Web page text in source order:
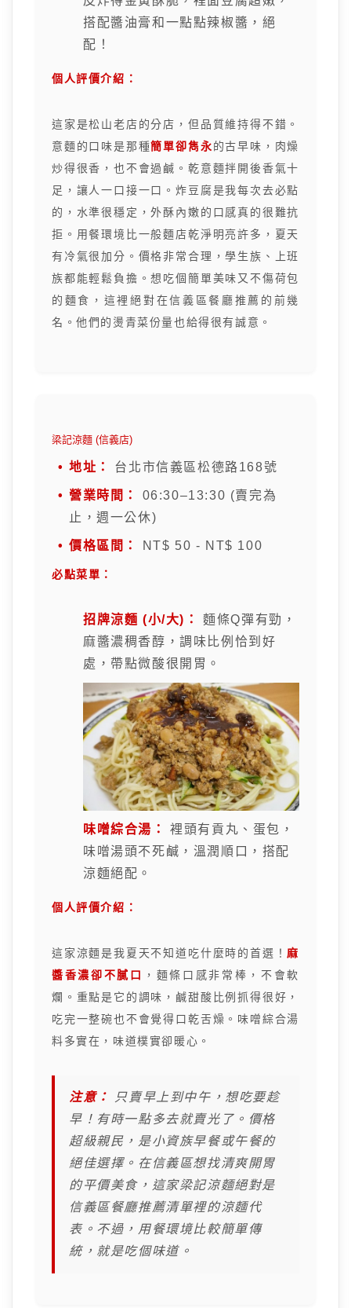
搭配醬油膏和一點點辣椒醬，絕
配！
個人評價介紹：
這家是松山老店的分店，但品質維持得不錯。
意麵的口味是那種簡單卻雋永的古早味，肉燥
炒得很香，也不會過鹹。乾意麵拌開後香氣十
足，讓人一口接一口。炸豆腐是我每次去必點
的，水準很穩定，外酥內嫩的口感真的很難抗
拒。用餐環境比一般麵店乾淨明亮許多，夏天
有冷氣很加分。價格非常合理，學生族、上班
族都能輕鬆負擔。想吃個簡單美味又不傷荷包
的麵食，這裡絕對在信義區餐廳推薦的前幾
名。他們的燙青菜份量也給得很有誠意。
梁記涼麵 (信義店)
地址： 台北市信義區松德路168號
營業時間：
06:30–13:30 (賣完為
止，週一公休)
價格區間： NT$ 50 - NT$ 100
必點菜單：
招牌涼麵 (小/大)：
麵條Q彈有勁，
麻醬濃稠香醇，調味比例恰到好
處，帶點微酸很開胃。
味噌綜合湯：
裡頭有貢丸、蛋包，
味噌湯頭不死鹹，溫潤順口，搭配
涼麵絕配。
個人評價介紹：
這家涼麵是我夏天不知道吃什麼時的首選！麻
醬香濃卻不膩口 ，麵條口感非常棒，不會軟
爛。重點是它的調味，鹹甜酸比例抓得很好，
吃完一整碗也不會覺得口乾舌燥。味噌綜合湯
料多實在，味道樸實卻暖心。
注意：
只賣早上到中午，想吃要趁
早！有時一點多去就賣光了。價格
超級親民，是小資族早餐或午餐的
絕佳選擇。在信義區想找清爽開胃
的平價美食，這家梁記涼麵絕對是
信義區餐廳推薦清單裡的涼麵代
表。不過，用餐環境比較簡單傳
統，就是吃個味道。